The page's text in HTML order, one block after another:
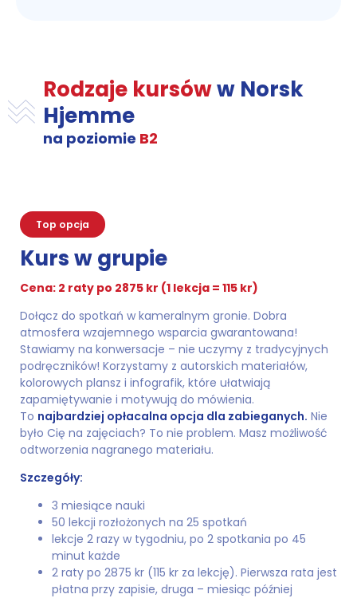
Rodzaje kursóww Norsk
Hjemme
na poziomie B2
Top opcja
Kurs w grupie
Cena: 2 raty po 2875 kr (1 lekcja = 115 kr)
Dołącz do spotkań w kameralnym gronie. Dobra
atmosfera wzajemnego wsparcia gwarantowana!
Stawiamy na konwersacje – nie uczymy z tradycyjnych
podręczników! Korzystamy z autorskich materiałów,
kolorowych plansz i infografik, które ułatwiają
zapamiętywanie i motywują do mówienia.
To najbardziej opłacalna opcja dla zabieganych. Nie
było Cię na zajęciach? To nie problem. Masz możliwość
odtworzenia nagranego materiału.
Szczegóły:
3 miesiące nauki
50 lekcji rozłożonych na 25 spotkań
lekcje 2 razy w tygodniu, po 2 spotkania po 45
minut każde
2 raty po 2875 kr (115 kr za lekcję). Pierwsza rata jest
płatna przy zapisie, druga – miesiąc później